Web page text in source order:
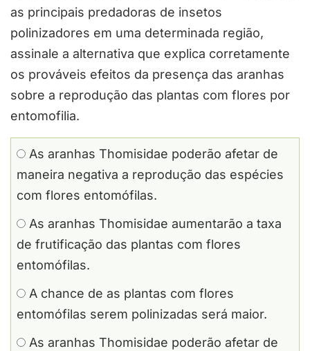
as principais predadoras de insetos
polinizadores em uma determinada região,
assinale a alternativa que explica corretamente
os prováveis efeitos da presença das aranhas
sobre a reprodução das plantas com flores por
entomofilia.
As aranhas Thomisidae poderão afetar de
maneira negativa a reprodução das espécies
com flores entomófilas.
As aranhas Thomisidae aumentarão a taxa
de frutificação das plantas com flores
entomófilas.
A chance de as plantas com flores
entomófilas serem polinizadas será maior.
As aranhas Thomisidae poderão afetar de